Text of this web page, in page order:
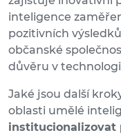
inteligence
pozitivních
občanské
důvěru v
Jaké jsou další
oblasti umělé
institucionalizovat